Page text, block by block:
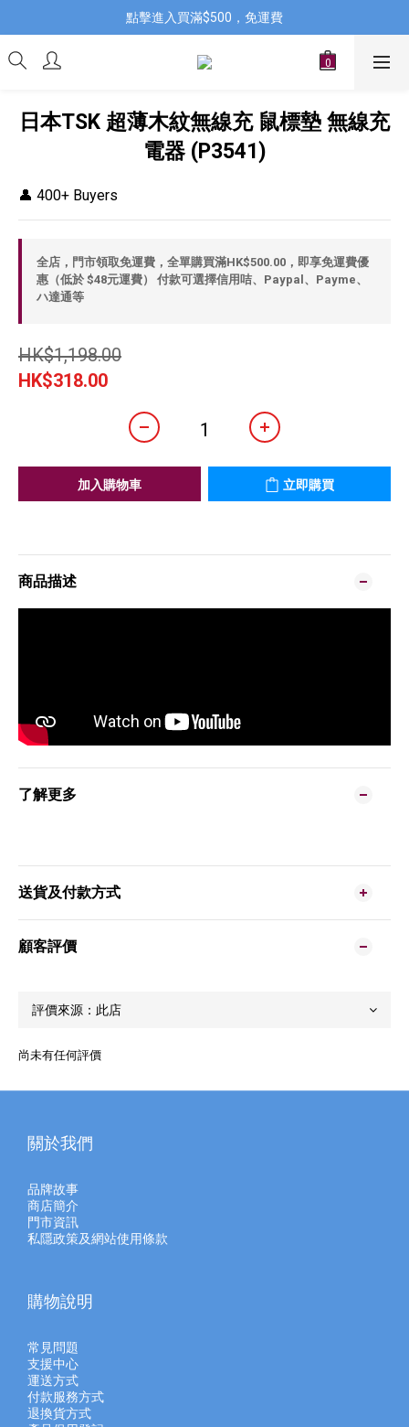
點擊進入買滿$500，免運費
日本TSK 超薄木紋無線充 鼠標墊 無線充
電器 (P3541)
👤 400+ Buyers
全店，門市領取免運費，全單購買滿HK$500.00，即享免運費優
惠（低於 $48元運費） 付款可選擇信用咭、Paypal、Payme、
ハ達通等
HK$1,198.00
HK$318.00
加入購物車 立即購買
商品描述
了解更多
送貨及付款方式
顧客評價
尚未有任何評價
關於我們
品牌故事
商店簡介
門市資訊
私隱政策及網站使用條款
購物說明
常見問題
支援中心
運送方式
付款服務方式
退換貨方式